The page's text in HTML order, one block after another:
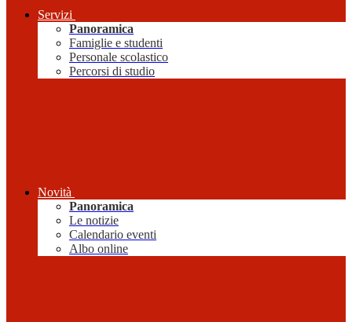
Servizi
Panoramica
Famiglie e studenti
Personale scolastico
Percorsi di studio
Novità
Panoramica
Le notizie
Calendario eventi
Albo online